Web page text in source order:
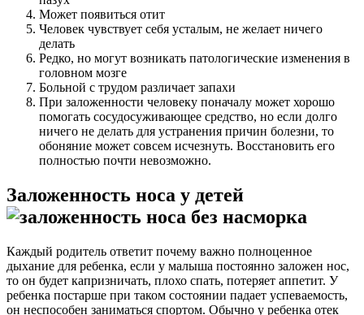
Может появиться отит
Человек чувствует себя усталым, не желает ничего
делать
Редко, но могут возникать патологические изменения в
головном мозге
Больной с трудом различает запахи
При заложенности человеку поначалу может хорошо
помогать сосудосуживающее средство, но если долго
ничего не делать для устранения причин болезни, то
обоняние может совсем исчезнуть. Восстановить его
полностью почти невозможно.
Заложенность носа у детей
Каждый родитель ответит почему важно полноценное
дыхание для ребенка, если у малыша постоянно заложен нос,
то он будет капризничать, плохо спать, потеряет аппетит. У
ребенка постарше при таком состоянии падает успеваемость,
он неспособен заниматься спортом. Обычно у ребенка отек